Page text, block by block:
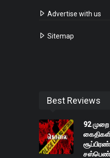
Advertise with us
Sitemap
Best Reviews
92